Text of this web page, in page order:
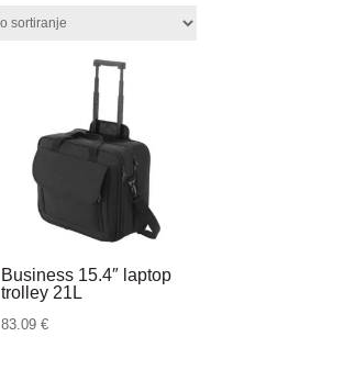
Business 15.4″ laptop
trolley 21L
83.09 €